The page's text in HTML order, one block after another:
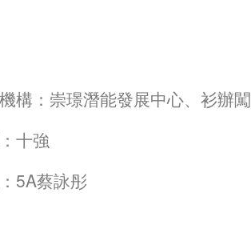
構：崇璟潛能發展中心、衫辦闖
十強
5A蔡詠彤